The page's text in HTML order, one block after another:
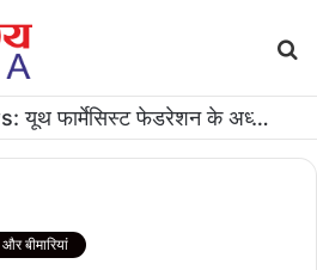
Barabanki News: यूथ फार्मेसिस्ट फेडरेशन के अध्यक्ष के जन्मदिन पर 16 यूनिट रक्तदान
बीमारियां